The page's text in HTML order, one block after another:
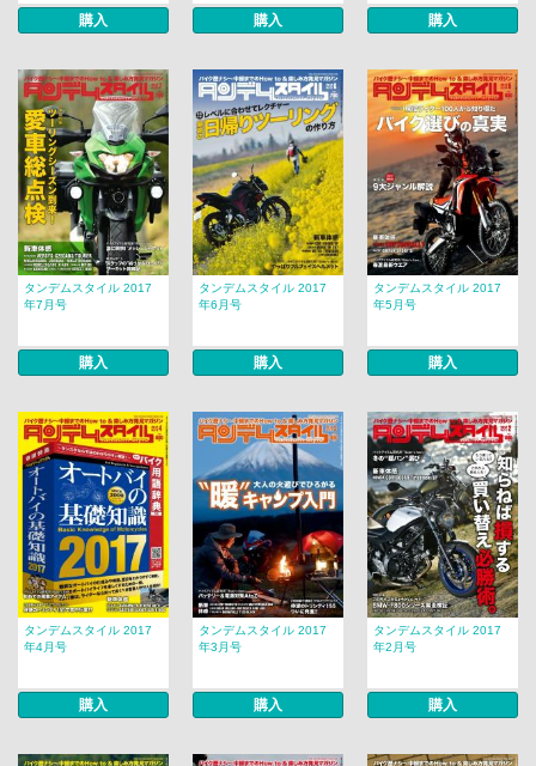
購入 購入 購入
タンデムスタイル 2017
年7月号
購入
タンデムスタイル 2017
年6月号
購入
タンデムスタイル 2017
年5月号
購入
タンデムスタイル 2017
年4月号
購入
タンデムスタイル 2017
年3月号
購入
タンデムスタイル 2017
年2月号
購入